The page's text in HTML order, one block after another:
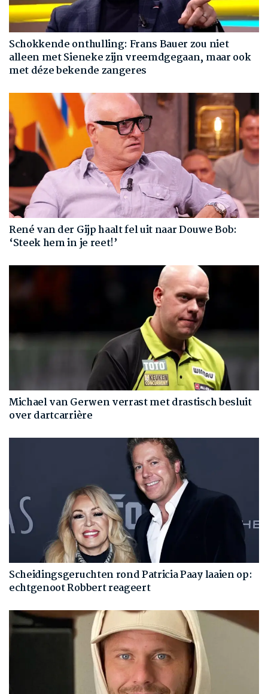
Schokkende onthulling: Frans Bauer zou niet
alleen met Sieneke zijn vreemdgegaan, maar ook
met déze bekende zangeres
René van der Gijp haalt fel uit naar Douwe Bob:
‘Steek hem in je reet!’
Michael van Gerwen verrast met drastisch besluit
over dartcarrière
Scheidingsgeruchten rond Patricia Paay laaien op:
echtgenoot Robbert reageert